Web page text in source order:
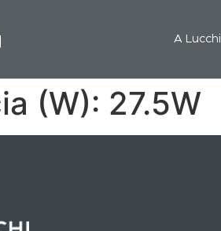
A Lucchi
(W): 27.5W